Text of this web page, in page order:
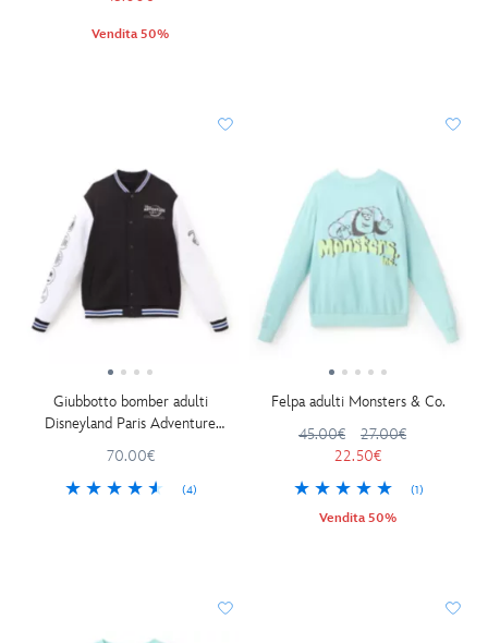
Vendita 50%
Giubbotto bomber adulti
Disneyland Paris Adventure
70.00€
(4)
Felpa adulti Monsters & Co.
45.00€
27.00€
22.50€
(1)
Vendita 50%